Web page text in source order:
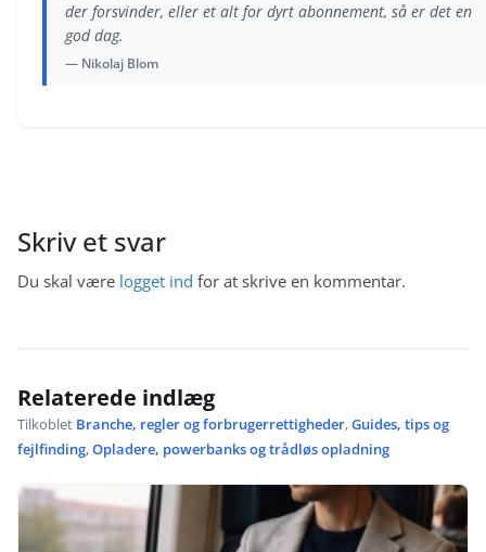
der forsvinder, eller et alt for dyrt abonnement, så er det en
god dag.
— Nikolaj Blom
Skriv et svar
Du skal være logget ind for at skrive en kommentar.
Relaterede indlæg
Tilkoblet Branche, regler og forbrugerrettigheder,Guides, tips og
fejlfinding,Opladere, powerbanks og trådløs opladning